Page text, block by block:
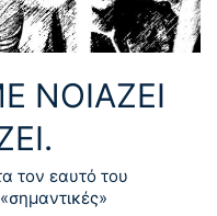
ΝΟΙΑΖΕΙ
τον εαυτό του